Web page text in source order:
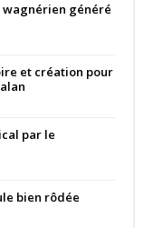
wagnérien généré
et création pour
par le
bien rôdée